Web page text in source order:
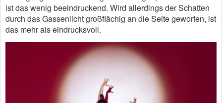
ist das wenig beeindruckend. Wird allerdings der Schatten
durch das Gassenlicht großflächig an die Seite geworfen, ist
das mehr als eindrucksvoll.